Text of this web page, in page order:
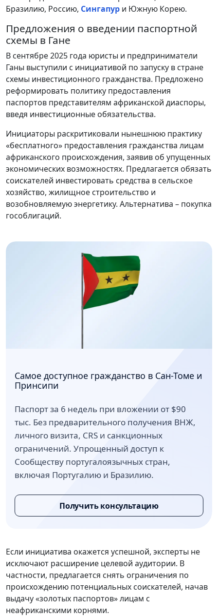
Бразилию, Россию, Сингапур и Южную Корею.
Предложения о введении паспортной
схемы в Гане
В сентябре 2025 года юристы и предприниматели
Ганы выступили с инициативой по запуску в стране
схемы инвестиционного гражданства. Предложено
реформировать политику предоставления
паспортов представителям африканской диаспоры,
введя инвестиционные обязательства.
Инициаторы раскритиковали нынешнюю практику
«бесплатного» предоставления гражданства лицам
африканского происхождения, заявив об упущенных
экономических возможностях. Предлагается обязать
соискателей инвестировать средства в сельское
хозяйство, жилищное строительство и
возобновляемую энергетику. Альтернатива – покупка
гособлигаций.
Самое доступное гражданство в Сан-Томе и
Принсипи
Паспорт за 6 недель при вложении от $90
тыс. Без предварительного получения ВНЖ,
личного визита, CRS и санкционных
ограничений. Упрощенный доступ к
Сообществу португалоязычных стран,
включая Португалию и Бразилию.
Получить консультацию
Если инициатива окажется успешной, эксперты не
исключают расширение целевой аудитории. В
частности, предлагается снять ограничения по
происхождению потенциальных соискателей, начав
выдачу «золотых паспортов» лицам с
неафриканскими корнями.